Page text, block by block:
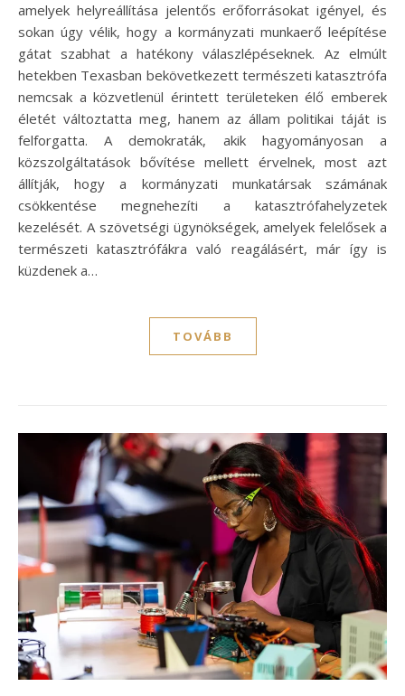
amelyek helyreállítása jelentős erőforrásokat igényel, és
sokan úgy vélik, hogy a kormányzati munkaerő leépítése
gátat szabhat a hatékony válaszlépéseknek. Az elmúlt
hetekben Texasban bekövetkezett természeti katasztrófa
nemcsak a közvetlenül érintett területeken élő emberek
életét változtatta meg, hanem az állam politikai táját is
felforgatta. A demokraták, akik hagyományosan a
közszolgáltatások bővítése mellett érvelnek, most azt
állítják, hogy a kormányzati munkatársak számának
csökkentése megnehezíti a katasztrófahelyzetek
kezelését. A szövetségi ügynökségek, amelyek felelősek a
természeti katasztrófákra való reagálásért, már így is
küzdenek a…
TOVÁBB